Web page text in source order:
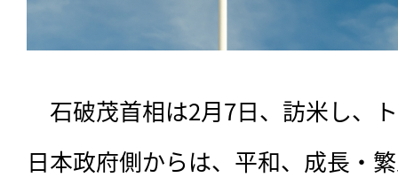
石破茂首相は2月7日、訪米し、
日本政府側からは、平和、成長・